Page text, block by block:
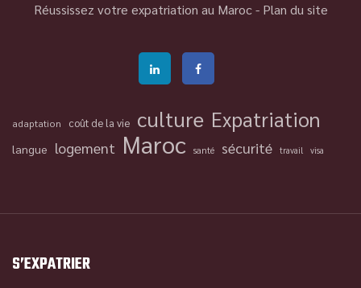
Réussissez votre expatriation au Maroc - Plan du site
adaptation coût de la vie culture Expatriation
langue logement Maroc santé sécurité travail visa
S’EXPATRIER